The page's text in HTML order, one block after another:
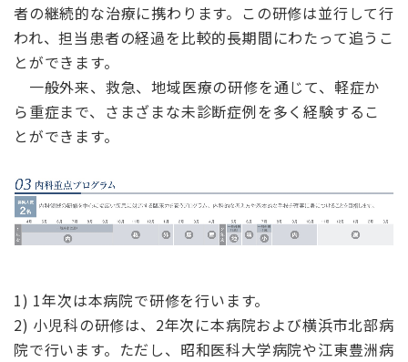
者の継続的な治療に携わります。この研修は並行して行
われ、担当患者の経過を比較的長期間にわたって追うこ
とができます。
一般外来、救急、地域医療の研修を通じて、軽症か
ら重症まで、さまざまな未診断症例を多く経験するこ
とができます。
1) 1年次は本病院で研修を行います。
2) 小児科の研修は、2年次に本病院および横浜市北部病
院で行います。ただし、昭和医科大学病院や江東豊洲病